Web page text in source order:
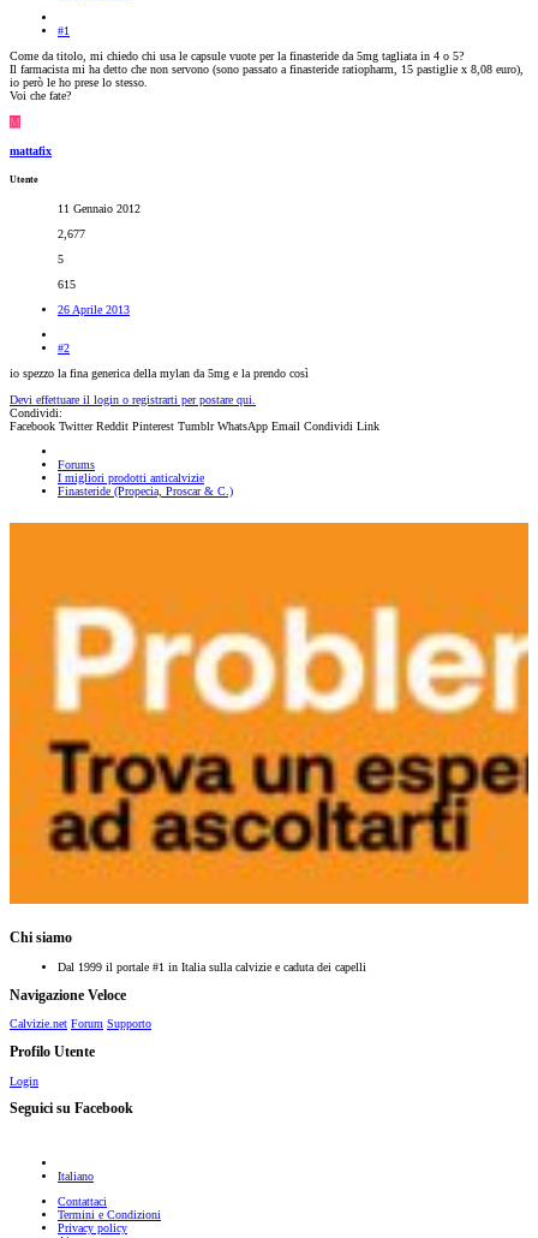
#1
Come da titolo, mi chiedo chi usa le capsule vuote per la finasteride da 5mg tagliata in 4 o 5?
Il farmacista mi ha detto che non servono (sono passato a finasteride ratiopharm, 15 pastiglie x 8,08 euro),
io però le ho prese lo stesso.
Voi che fate?
M
mattafix
Utente
11 Gennaio 2012
2,677
5
615
26 Aprile 2013
#2
io spezzo la fina generica della mylan da 5mg e la prendo così
Devi effettuare il login o registrarti per postare qui.
Condividi:
Facebook Twitter Reddit Pinterest Tumblr WhatsApp Email Condividi Link
Forums
I migliori prodotti anticalvizie
Finasteride (Propecia, Proscar & C.)
Chi siamo
Dal 1999 il portale #1 in Italia sulla calvizie e caduta dei capelli
Navigazione Veloce
Calvizie.net Forum Supporto
Profilo Utente
Login
Seguici su Facebook
Italiano
Contattaci
Termini e Condizioni
Privacy policy